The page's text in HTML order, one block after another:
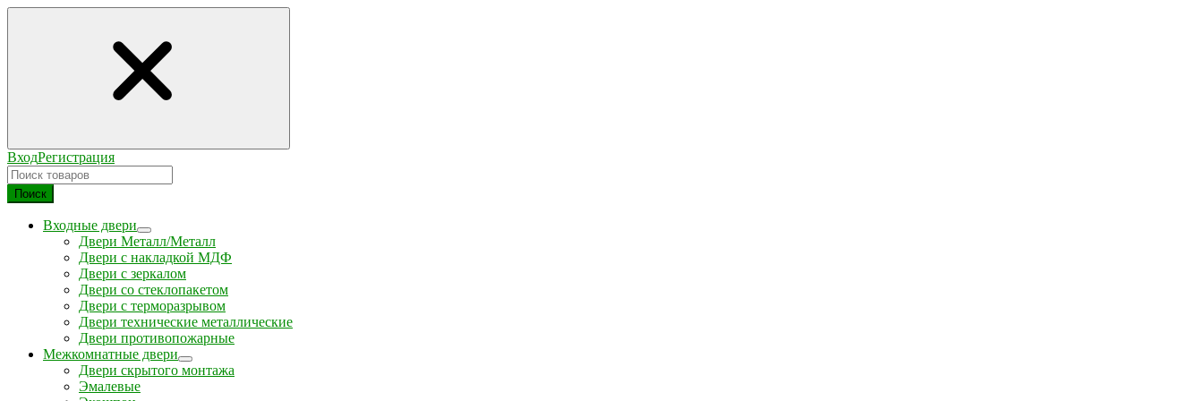
ВходРегистрация
Поиск
Входные двери
Двери Металл/Металл
Двери с накладкой МДФ
Двери с зеркалом
Двери со стеклопакетом
Двери с терморазрывом
Двери технические металлические
Двери противопожарные
Межкомнатные двери
Двери скрытого монтажа
Эмалевые